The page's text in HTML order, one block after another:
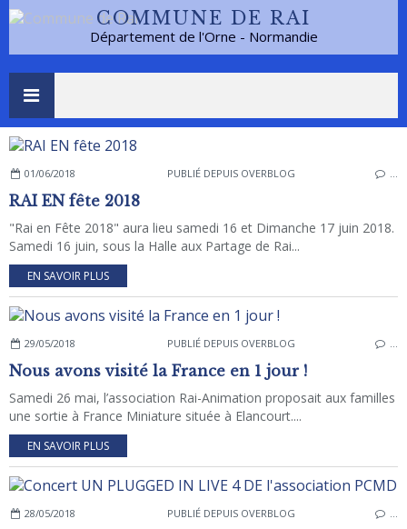
COMMUNE DE RAI
Département de l'Orne - Normandie
01/06/2018 PUBLIÉ DEPUIS OVERBLOG …
RAI EN fête 2018
"Rai en Fête 2018" aura lieu samedi 16 et Dimanche 17 juin 2018.
Samedi 16 juin, sous la Halle aux Partage de Rai...
EN SAVOIR PLUS
29/05/2018 PUBLIÉ DEPUIS OVERBLOG …
Nous avons visité la France en 1 jour !
Samedi 26 mai, l’association Rai-Animation proposait aux familles
une sortie à France Miniature située à Elancourt....
EN SAVOIR PLUS
28/05/2018 PUBLIÉ DEPUIS OVERBLOG …